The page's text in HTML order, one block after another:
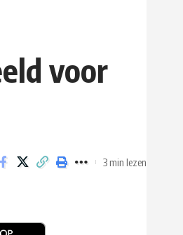
voor
3 min lezen